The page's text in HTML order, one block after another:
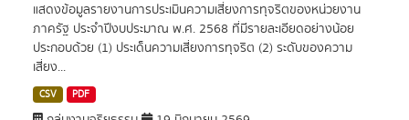
แสดงข้อมูลรายงานการประเมินความเสี่ยงการทุจริตของหน่วยงาน
ภาครัฐ ประจำปีงบประมาณ พ.ศ. 2568 ที่มีรายละเอียดอย่างน้อย
ประกอบด้วย (1) ประเด็นความเสี่ยงการทุจริต (2) ระดับของความ
เสี่ยง...
CSV PDF